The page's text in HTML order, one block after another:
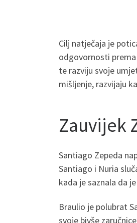
Cilj natječaja je
odgovornosti
te razviju svoje
mišljenje, razvijaju
Zauvijek
Santiago Zepeda
Santiago i Nuria
kada je saznala da
Braulio je polubrat
svoje bivše